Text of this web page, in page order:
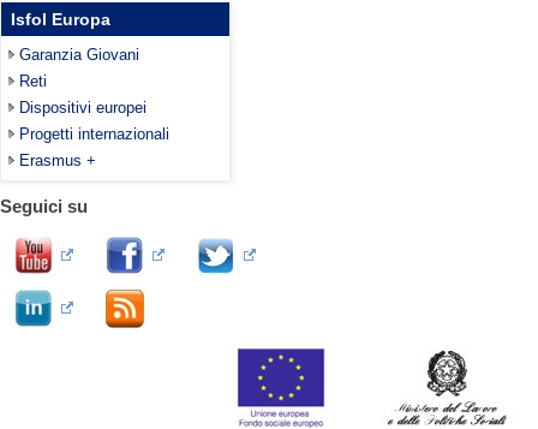
Isfol Europa
Garanzia Giovani
Reti
Dispositivi europei
Progetti internazionali
Erasmus +
Seguici su